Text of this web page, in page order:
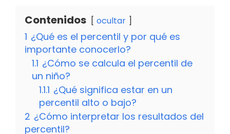
Contenidos ocultar
1 ¿Qué es el percentil y por qué es
importante conocerlo?
1.1 ¿Cómo se calcula el percentil de
un niño?
1.1.1 ¿Qué significa estar en un
percentil alto o bajo?
2 ¿Cómo interpretar los resultados del
percentil?